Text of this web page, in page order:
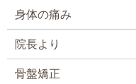
身体の痛み
院長より
骨盤矯正